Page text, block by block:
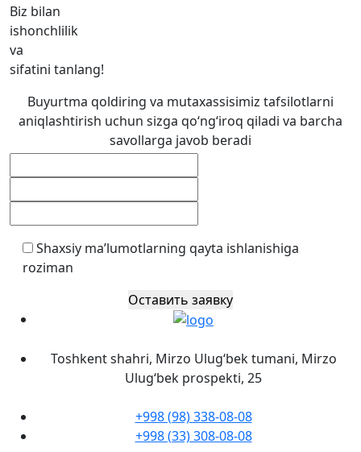
Biz bilan
ishonchlilik
va
sifatini tanlang!
Buyurtma qoldiring va mutaxassisimiz tafsilotlarni
aniqlashtirish uchun sizga qo‘ng‘iroq qiladi va barcha
savollarga javob beradi
Shaxsiy ma’lumotlarning qayta ishlanishiga
roziman
Оставить заявку
Toshkent shahri, Mirzo Ulug‘bek tumani, Mirzo
Ulug‘bek prospekti, 25
+998 (98) 338-08-08
+998 (33) 308-08-08